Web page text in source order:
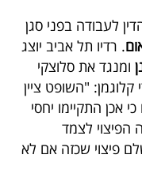
לעבודה בפני סגן
. רדיו תל אביב יוצג
ומנגד את סלוצקי
קלוגמן: "השופט ציין
אכן התקיימו יחסי
הפיצוי לצמד
פיצוי שכזה אם לא